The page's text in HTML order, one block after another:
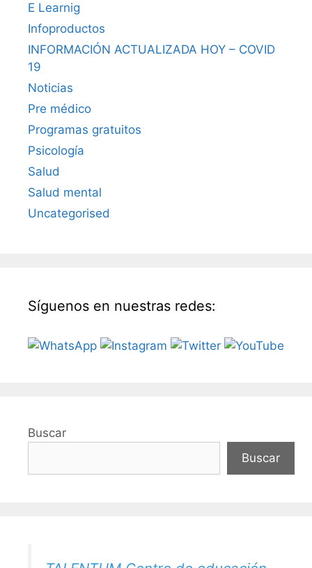
E Learnig
Infoproductos
INFORMACIÓN ACTUALIZADA HOY – COVID
19
Noticias
Pre médico
Programas gratuitos
Psicología
Salud
Salud mental
Uncategorised
Síguenos en nuestras redes:
Buscar
Buscar